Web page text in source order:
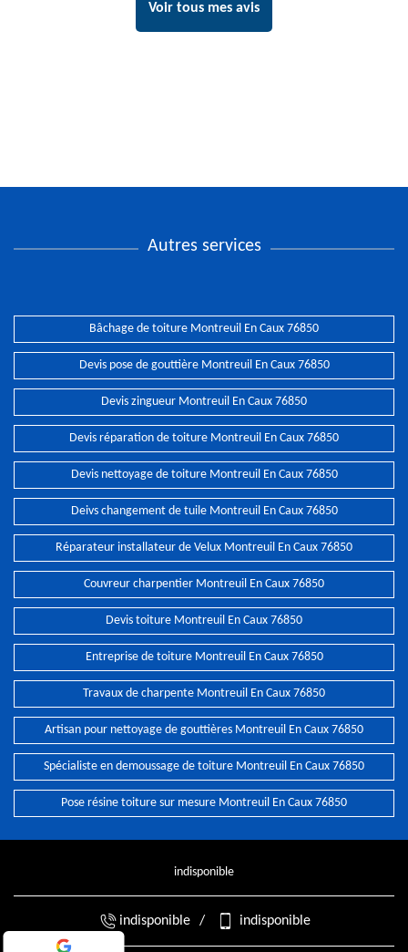
Voir tous mes avis
Autres services
Bâchage de toiture Montreuil En Caux 76850
Devis pose de gouttière Montreuil En Caux 76850
Devis zingueur Montreuil En Caux 76850
Devis réparation de toiture Montreuil En Caux 76850
Devis nettoyage de toiture Montreuil En Caux 76850
Deivs changement de tuile Montreuil En Caux 76850
Réparateur installateur de Velux Montreuil En Caux 76850
Couvreur charpentier Montreuil En Caux 76850
Devis toiture Montreuil En Caux 76850
Entreprise de toiture Montreuil En Caux 76850
Travaux de charpente Montreuil En Caux 76850
Artisan pour nettoyage de gouttières Montreuil En Caux 76850
Spécialiste en demoussage de toiture Montreuil En Caux 76850
Pose résine toiture sur mesure Montreuil En Caux 76850
indisponible
indisponible / indisponible